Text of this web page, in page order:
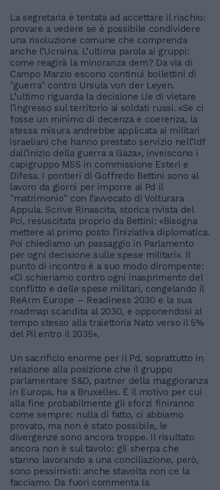
La segretaria è tentata ad accettare il rischio:
provare a vedere se è possibile condividere
una risoluzione comune che comprenda
anche l’Ucraina. L’ultima parola ai gruppi:
come reagirà la minoranza dem? Da via di
Campo Marzio escono continui bollettini di
"guerra" contro Ursula von der Leyen.
L’ultimo riguarda la decisione Ue di vietare
l’ingresso sul territorio ai soldati russi. «Se ci
fosse un minimo di decenza e coerenza, la
stessa misura andrebbe applicata ai militari
israeliani che hanno prestato servizio nell’Idf
dall’inizio della guerra a Gaza», inveiscono i
capigruppo M5S in commissione Esteri e
Difesa. I pontieri di Goffredo Bettini sono al
lavoro da giorni per imporre al Pd il
"matrimonio" con l’avvocato di Volturara
Appula. Scrive Rinascita, storica rivista del
Pci, resuscitata proprio da Bettini: «Bisogna
mettere al primo posto l’iniziativa diplomatica.
Poi chiediamo un passaggio in Parlamento
per ogni decisione sulle spese militari». Il
punto di incontro è a suo modo dirompente:
«Ci schieriamo contro ogni inasprimento del
conflitto e delle spese militari, congelando il
ReArm Europe – Readiness 2030 e la sua
roadmap scandita al 2030, e opponendosi al
tempo stesso alla traiettoria Nato verso il 5%
del Pil entro il 2035».
Un sacrificio enorme per il Pd, soprattutto in
relazione alla posizione che il gruppo
parlamentare S&D, partner della maggioranza
in Europa, ha a Bruxelles. È il motivo per cui
alla fine probabilmente gli sforzi finiranno
come sempre: nulla di fatto, ci abbiamo
provato, ma non è stato possibile, le
divergenze sono ancora troppe. Il risultato
ancora non è sul tavolo: gli sherpa che
stanno lavorando a una conciliazione, però,
sono pessimisti: anche stavolta non ce la
facciamo. Da fuori commenta la